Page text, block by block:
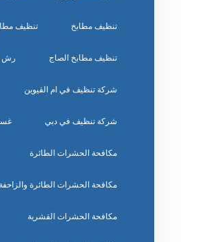
تنظيف مطابخ تنظيف
تنظيف مطابخ الصاج رش
شركة تنظيف في ام القيوين
شركة تنظيف في دبي
مكافحة الحشرات الطائرة
مكافحة الحشرات الطائرة والزاحفة
مكافحة الحشرات القشرية